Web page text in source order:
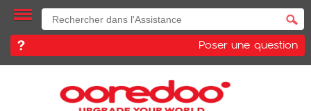
Poser une question